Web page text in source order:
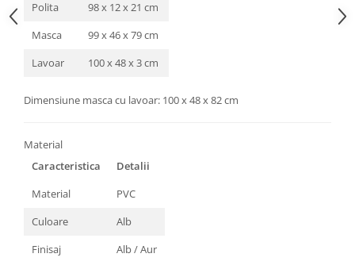
Polita
98 x 12 x 21 cm
Masca
99 x 46 x 79 cm
Lavoar
100 x 48 x 3 cm
Dimensiune masca cu lavoar: 100 x 48 x 82 cm
Material
Caracteristica
Detalii
Material
PVC
Culoare
Alb
Finisaj
Alb / Aur